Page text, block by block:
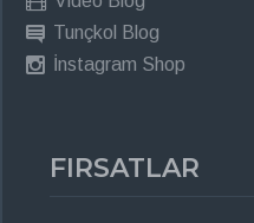
Tunçkol Blog
İnstagram Shop
FIRSATLAR